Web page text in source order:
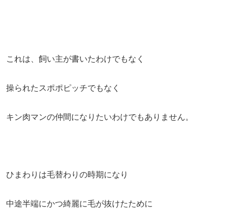
これは、飼い主が書いたわけでもなく
操られたスポポピッチでもなく
キン肉マンの仲間になりたいわけでもありません。
ひまわりは毛替わりの時期になり
中途半端にかつ綺麗に毛が抜けたために